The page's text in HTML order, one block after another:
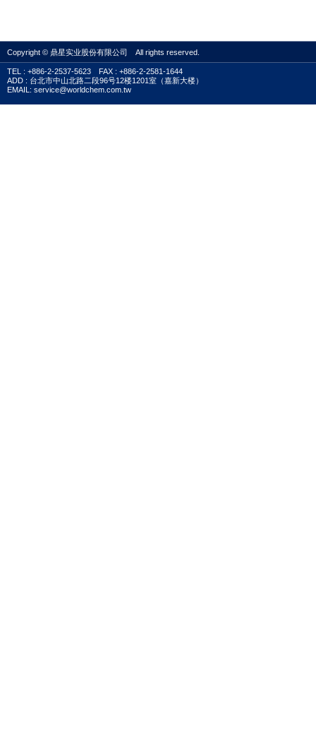
Copyright © 鼎星实业股份有限公司 All rights reserved.
TEL : +886-2-2537-5623 FAX : +886-2-2581-1644
ADD : 台北市中山北路二段96号12楼1201室（嘉新大楼）
EMAIL: service@worldchem.com.tw